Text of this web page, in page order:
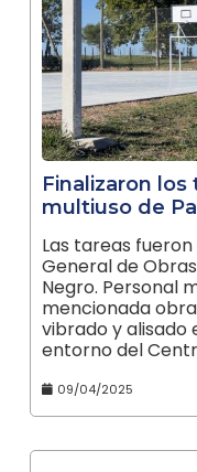
Finalizaron los
multiuso de
Las tareas
General de
Negro. Personal
mencionada
vibrado y alisado
entorno del
09/04/2025